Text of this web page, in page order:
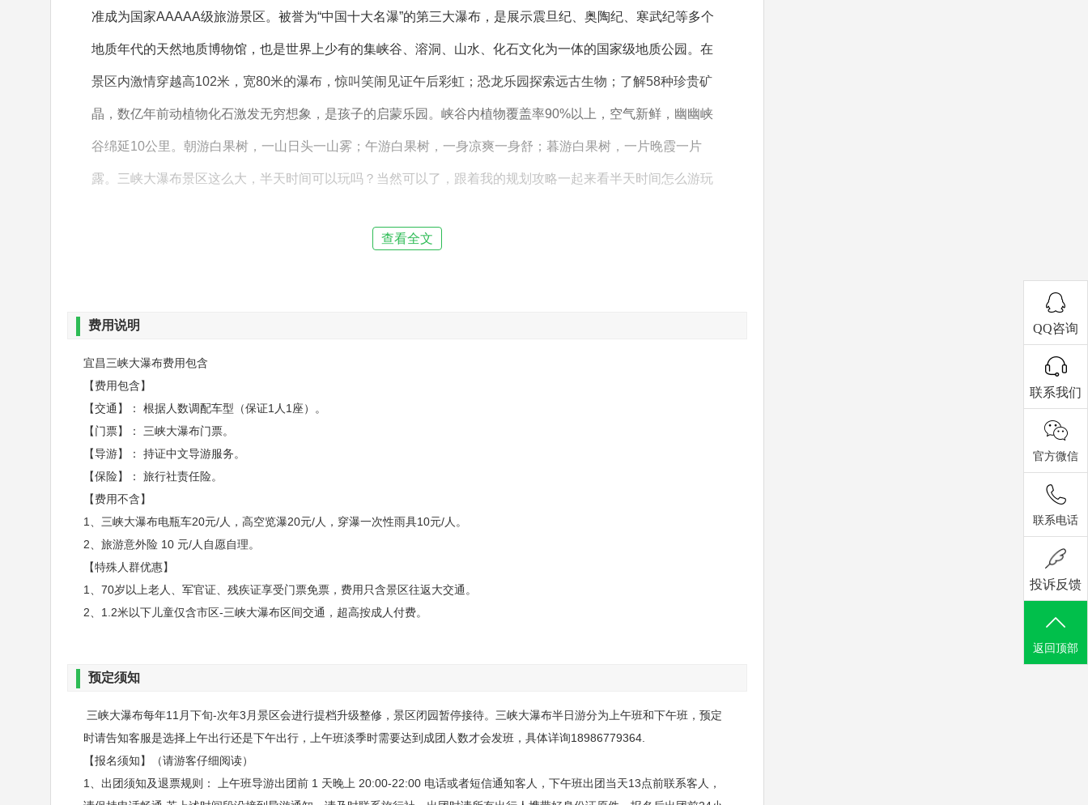
准成为国家AAAAA级旅游景区。被誉为“中国十大名瀑”的第三大瀑布，是展示震旦纪、奥陶纪、寒武纪等多个
地质年代的天然地质博物馆，也是世界上少有的集峡谷、溶洞、山水、化石文化为一体的国家级地质公园。在
景区内激情穿越高102米，宽80米的瀑布，惊叫笑闹见证午后彩虹；恐龙乐园探索远古生物；了解58种珍贵矿
晶，数亿年前动植物化石激发无穷想象，是孩子的启蒙乐园。峡谷内植物覆盖率90%以上，空气新鲜，幽幽峡
谷绵延10公里。朝游白果树，一山日头一山雾；午游白果树，一身凉爽一身舒；暮游白果树，一片晚霞一片
露。三峡大瀑布景区这么大，半天时间可以玩吗？当然可以了，跟着我的规划攻略一起来看半天时间怎么游玩
【行程安排】
07:00- 08:30:宜昌三大集散地免费接站（宜昌均瑶广场、宜昌
09:30- 12:00：游览三峡大瀑布（四大戏水乐园、六大生态木栈道、十大观水平台，十八座风格各异的石桥、木
桥和汀步桥，让景区环湖、戏水、穿瀑和悬崖观瀑四大浏览区依次展现在游客面前）。
12:00- 12:30：返回到三峡大瀑布停车场。
查看全文
费用说明
宜昌三峡大瀑布费用包含
【费用包含】
【交通】： 根据人数调配车型（保证1人1座）。
【门票】： 三峡大瀑布门票。
【导游】： 持证中文导游服务。
【保险】： 旅行社责任险。
【费用不含】
1、三峡大瀑布电瓶车20元/人，高空览瀑20元/人，穿瀑一次性雨具10元/人。
2、旅游意外险 10 元/人自愿自理。
【特殊人群优惠】
1、70岁以上老人、军官证、残疾证享受门票免票，费用只含景区往返大交通。
2、1.2米以下儿童仅含市区-三峡大瀑布区间交通，超高按成人付费。
预定须知
三峡大瀑布每年11月下旬-次年3月景区会进行提档升级整修，景区闭园暂停接待。三峡大瀑布半日游分为上午班和下午班，预定
时请告知客服是选择上午出行还是下午出行，上午班淡季时需要达到成团人数才会发班，具体详询18986779364.
【报名须知】（请游客仔细阅读）
1、出团须知及退票规则： 上午班导游出团前 1 天晚上 20:00-22:00 电话或者短信通知客人，下午班出团当天13点前联系客人，
QQ咨询
联系我们
官方微信
联系电话
投诉反馈
返回顶部